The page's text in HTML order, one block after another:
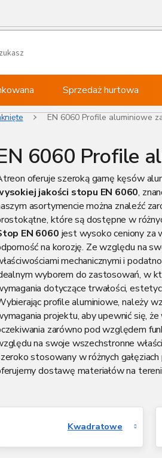
Sprzedaż hurtowa
EN 6060 Profile aluminiowe
6060 Profile
oferuje szeroką gamę kęsów
jakości stopu EN 6060,
asortymencie można znaleźć
które są dostępne w
EN 6060 jest wysoko ceniony za
na korozję. Ze względu na
mechanicznymi i
wyborem do zastosowań, w
dotyczące trwałości,
profile aluminiowe, należy
projektu, aby upewnić się, że
zarówno pod względem
na swoje wszechstronne
stosowany w różnych
dostawę materiałów na
Kwadratowe